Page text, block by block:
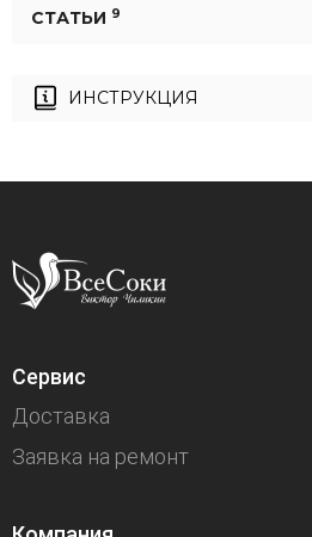
СТАТЬИ 9
ИНСТРУКЦИЯ
Сервис
Доставка
Заявка на ремонт